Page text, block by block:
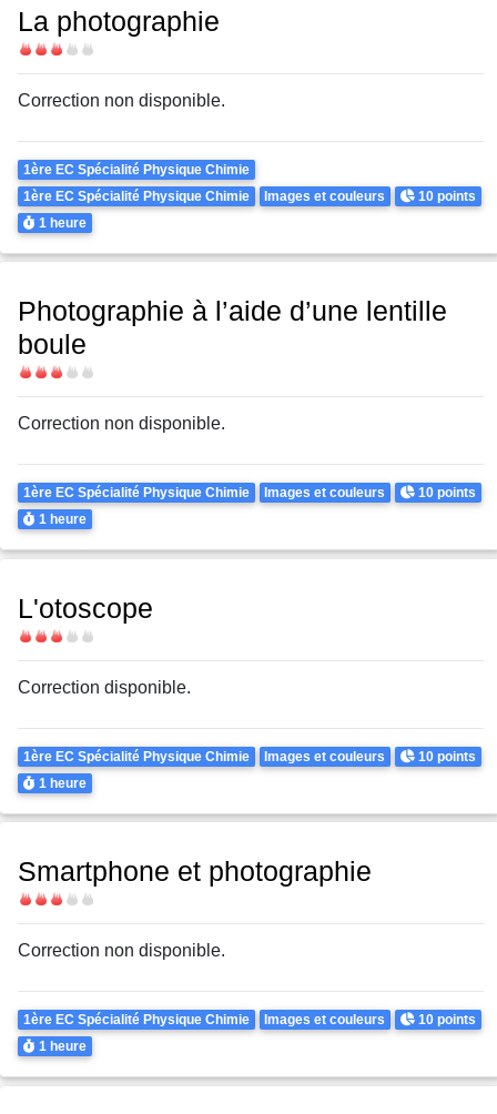
La photographie
Difficulté
Correction non disponible.
Theme
1ère EC Spécialité Physique Chimie
1ère EC Spécialité Physique Chimie
Images et couleurs Points
10 points
Durée
1 heure
Photographie à l’aide d’une lentille
boule
Difficulté
Correction non disponible.
Theme
1ère EC Spécialité Physique Chimie Images et couleurs Points
10 points
Durée
1 heure
L'otoscope
Difficulté
Correction disponible.
Theme
1ère EC Spécialité Physique Chimie Images et couleurs Points
10 points
Durée
1 heure
Smartphone et photographie
Difficulté
Correction non disponible.
Theme
1ère EC Spécialité Physique Chimie Images et couleurs Points
10 points
Durée
1 heure